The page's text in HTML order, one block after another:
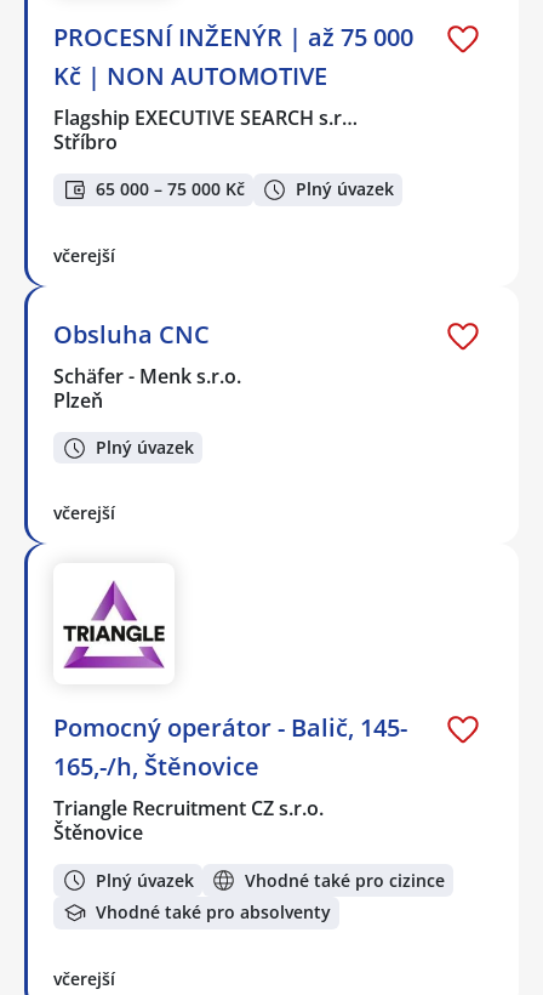
PROCESNÍ INŽENÝR | až 75 000
Kč | NON AUTOMOTIVE
Flagship EXECUTIVE SEARCH s.r…
Stříbro
65 000 – 75 000 Kč Plný úvazek
včerejší
Obsluha CNC
Schäfer - Menk s.r.o.
Plzeň
Plný úvazek
včerejší
Pomocný operátor - Balič, 145-
165,-/h, Štěnovice
Triangle Recruitment CZ s.r.o.
Štěnovice
Plný úvazek
Vhodné také pro cizince
Vhodné také pro absolventy
včerejší